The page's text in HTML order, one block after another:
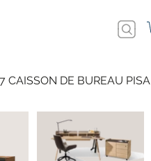
CAISSON DE BUREAU PISA